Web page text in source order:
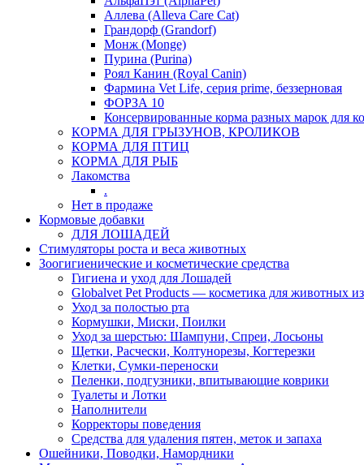
Аллева (Alleva Care Cat)
Грандорф (Grandorf)
Монж (Monge)
Пурина (Purina)
Роял Канин (Royal Canin)
Фармина Vet Life, серия prime, беззерновая
ФОРЗА 10
Консервированные корма разных марок для
КОРМА ДЛЯ ГРЫЗУНОВ, КРОЛИКОВ
КОРМА ДЛЯ ПТИЦ
КОРМА ДЛЯ РЫБ
Лакомства
.
Нет в продаже
Кормовые добавки
ДЛЯ ЛОШАДЕЙ
Стимуляторы роста и веса животных
Зоогигиенические и косметические средства
Гигиена и уход для Лошадей
Globalvet Pet Products — косметика для животных
Уход за полостью рта
Кормушки, Миски, Поилки
Уход за шерстью: Шампуни, Спреи, Лосьоны
Щетки, Расчески, Колтунорезы, Когтерезки
Клетки, Сумки-переноски
Пеленки, подгузники, впитывающие коврики
Туалеты и Лотки
Наполнители
Корректоры поведения
Средства для удаления пятен, меток и запаха
Ошейники, Поводки, Намордники